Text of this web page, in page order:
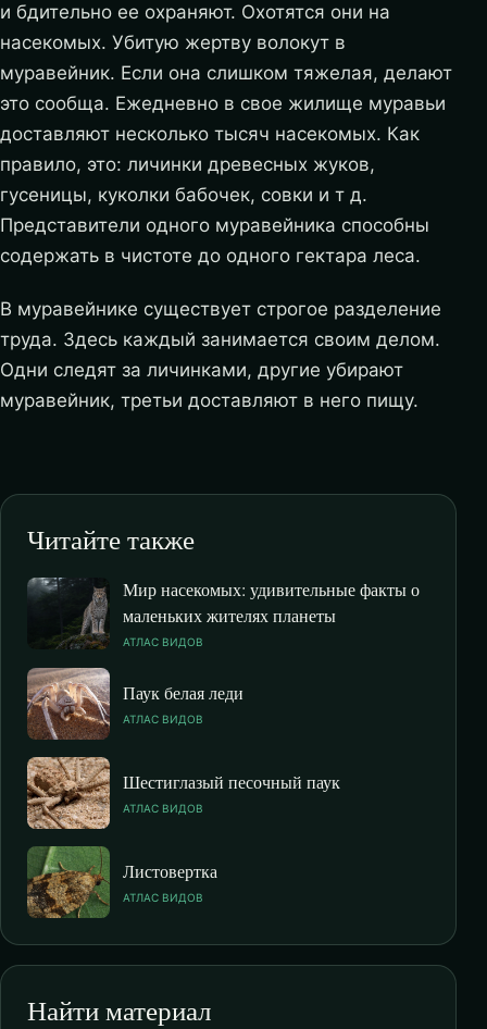
и бдительно ее охраняют. Охотятся они на
насекомых. Убитую жертву волокут в
муравейник. Если она слишком тяжелая, делают
это сообща. Ежедневно в свое жилище муравьи
доставляют несколько тысяч насекомых. Как
правило, это: личинки древесных жуков,
гусеницы, куколки бабочек, совки и т д.
Представители одного муравейника способны
содержать в чистоте до одного гектара леса.
В муравейнике существует строгое разделение
труда. Здесь каждый занимается своим делом.
Одни следят за личинками, другие убирают
муравейник, третьи доставляют в него пищу.
Читайте также
Мир насекомых: удивительные факты о
маленьких жителях планеты
АТЛАС ВИДОВ
Паук белая леди
АТЛАС ВИДОВ
Шестиглазый песочный паук
АТЛАС ВИДОВ
Листовертка
АТЛАС ВИДОВ
Найти материал